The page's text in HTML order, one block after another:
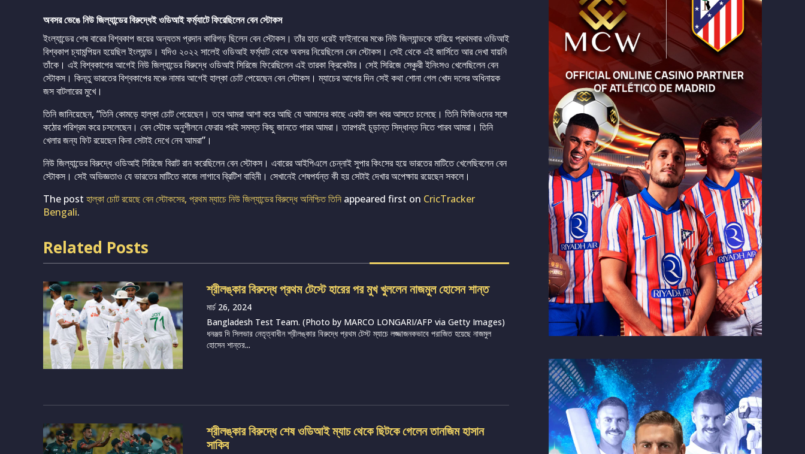
অবসর ভেঙে নিউ জিল্যান্ডের বিরুদ্ধেই ওডিআই ফর্ম্যাটে ফিরেছিলেন বেন স্টোকস
ইংল্যান্ডের শেষ বারের বিশ্বকাপ জয়ের অন্যতম প্রদান কারিগড় ছিলেন বেন স্টোকস। তাঁর হাত ধরেই ফাইনাবের মঞ্চে নিউ জিল্যান্ডকে হারিয়ে প্রথমবার ওডিআই
বিশ্বকাপ চ্যামন্পিয়ন হয়েছিল ইংল্যান্ড। যদিও ২০২২ সালেই ওডিআই ফর্ম্যাট থেকে অবসর নিয়েছিলেন বেন স্টোকস। সেই থেকে এই জার্সিতে আর দেখা যায়নি
তাঁকে। এই বিশ্বকাপের আগেই নিউ জিল্যান্ডের বিরুদ্ধে ওডিআই সিরিজে ফিরেছিলেন এই তারকা ক্রিকেটার। সেই সিরিজে সেঞ্চুরী ইনিংসও খেলেছিলেন বেন
স্টোকস। কিন্তু ভারতের বিশ্বকাপের মঞ্চে নামার আগেই হাল্কা চোট পেয়েছেন বেন স্টোকস। ম্যাচের আগের দিন সেই কথা শোনা গেল খোদ দলের অধিনায়ক
জস বাটলারের মুখে।
তিনি জানিয়েছেন, “তিনি কোমড়ে হাল্কা চোট পেয়েছেন। তবে আমরা আশা করে আছি যে আমাদের কাছে একটা বাল খবর আসতে চলেছে। তিনি ফিজিওদের সঙ্গে
কঠোর পরিশ্রম করে চসলেছেন। বেন স্টোক অনুশীলনে ফেরার পরই সমস্ত কিছু জানতে পারব আমরা। তারপরই চূড়ান্ত সিদ্ধান্ত নিতে পারব আমরা। তিনি
খেলার জন্য ফিট রয়েছেন কিনা সেটাই দেখে নেব আমরা”।
নিউ জিল্যান্ডের বিরুদ্ধে ওডিআই সিরিজে বিরাট রান করেছিলেন বেন স্টোকস। এবারের আইপিএলে চেন্নাই সুপার কিংসের হয়ে ভারতের মাটিতে খেলেছিবলেন বেন
স্টোকস। সেই অভিজ্ঞতাও যে ভারতের মাটিতে কাজে লাগাবে ব্রিটিশ বাহিনী। সেখানেই শেষপর্যন্ত কী হয় সেটাই দেখার অপেক্ষায় রয়েছেন সকলে।
The post হাল্কা চোট রয়েছে বেন স্টোকসের, প্রথম ম্যাচে নিউ জিল্যান্ডের বিরুদ্ধে অনিশ্চিত তিনি appeared first on CricTracker
Bengali.
Related Posts
শ্রীলঙ্কার বিরুদ্ধে প্রথম টেস্টে হারের পর মুখ খুললেন নাজমুল হোসেন শান্ত
মার্চ 26, 2024
Bangladesh Test Team. (Photo by MARCO LONGARI/AFP via Getty Images)
ধনঞ্জয় দি সিলভার নেতৃত্বাধীন শ্রীলঙ্কার বিরুদ্ধে প্রথম টেস্ট ম্যাচে লজ্জাজনকভাবে পরাজিত হয়েছে নাজমুল
হোসেন শান্তর...
শ্রীলঙ্কার বিরুদ্ধে শেষ ওডিআই ম্যাচ থেকে ছিটকে গেলেন তানজিম হাসান
সাকিব